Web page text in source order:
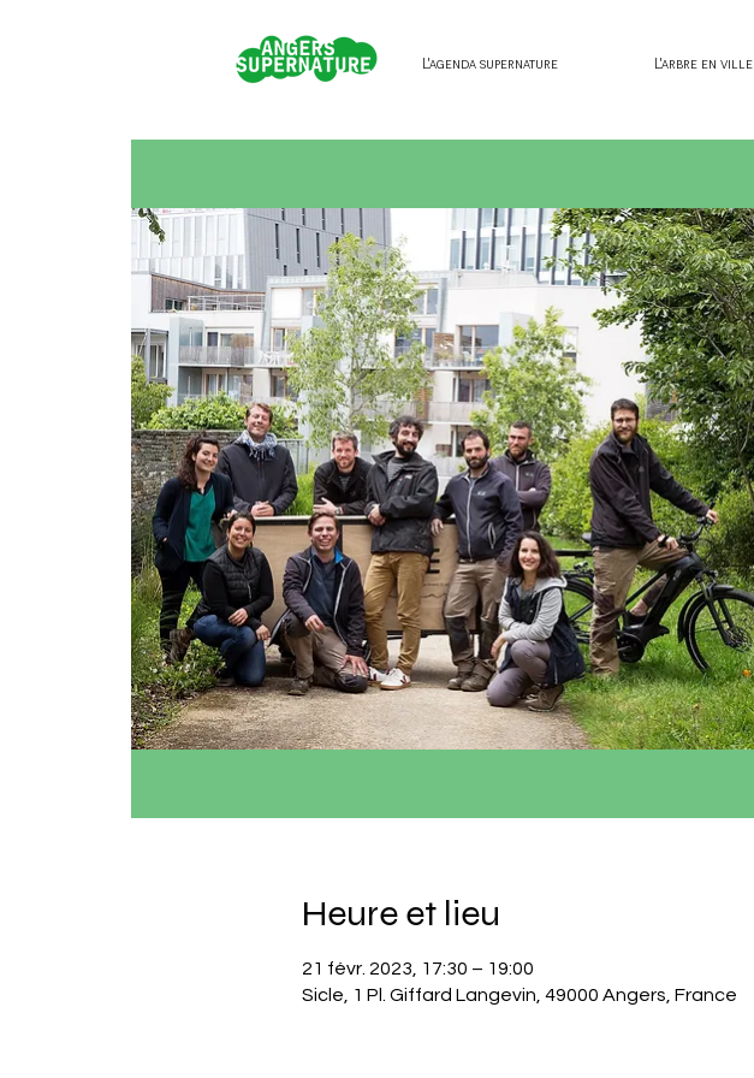
L'agenda supernature L'arbre en ville
Heure et lieu
21 févr. 2023, 17:30 – 19:00
Sicle, 1 Pl. Giffard Langevin, 49000 Angers, France